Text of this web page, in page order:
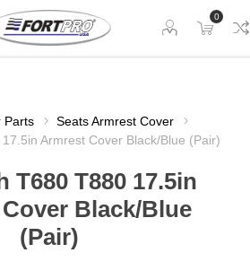
0
Parts
Seats Armrest Cover
Armrest Cover Black/Blue (Pair)
T680 T880 17.5in
Black/Blue
(Pair)